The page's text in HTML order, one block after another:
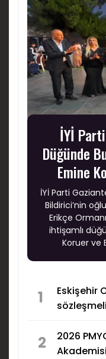
İYİ
Düğünde
Emine
İYİ Parti
Bildirici’nin
Erikçe
ihtişamlı
Koruer ve
1
Eskişehir
2
2026